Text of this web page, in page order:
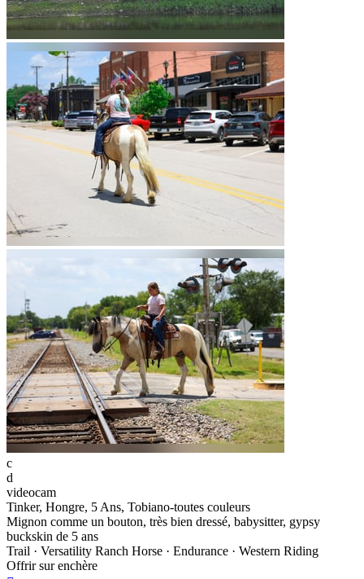
c
d
videocam
Tinker, Hongre, 5 Ans, Tobiano-toutes couleurs
Mignon comme un bouton, très bien dressé, babysitter, gypsy
buckskin de 5 ans
Trail · Versatility Ranch Horse · Endurance · Western Riding
Offrir sur enchère